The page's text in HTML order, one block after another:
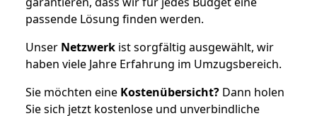
passende Lösung finden werden.
Unser Netzwerk ist sorgfältig ausgewählt, wir
haben viele Jahre Erfahrung im Umzugsbereich.
Sie möchten eine Kostenübersicht? Dann holen
Sie sich jetzt kostenlose und unverbindliche